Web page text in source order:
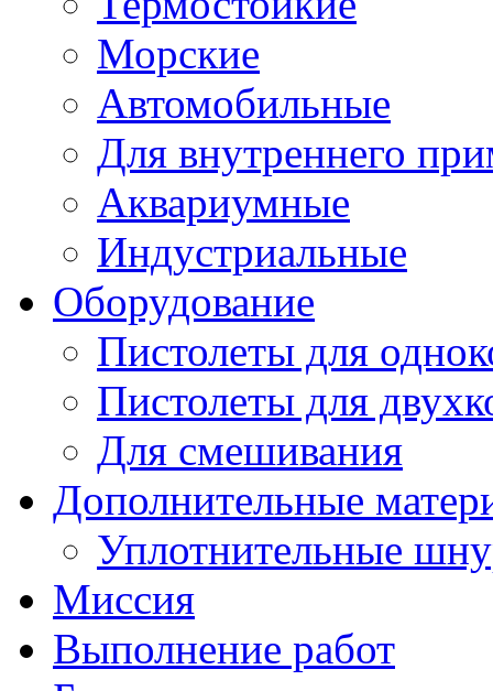
Морские
Автомобильные
Для внутреннего
Аквариумные
Индустриальные
Оборудование
Пистолеты для
Пистолеты для
Для смешивания
Дополнительные
Уплотнительные
Миссия
Выполнение работ